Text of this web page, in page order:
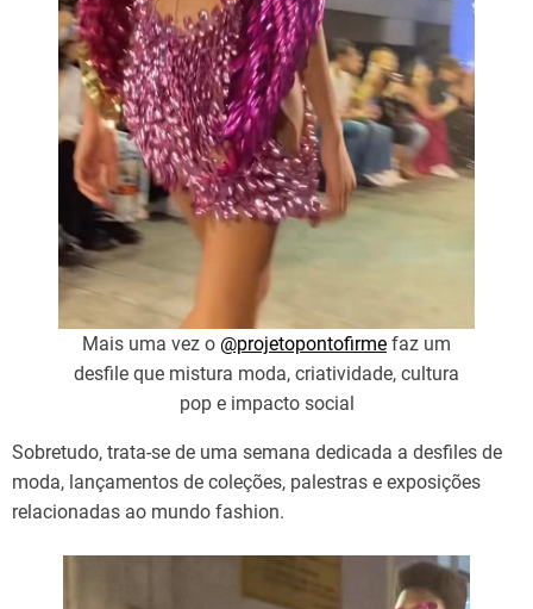
Mais uma vez o @projetopontofirme faz um
desfile que mistura moda, criatividade, cultura
pop e impacto social
Sobretudo, trata-se de uma semana dedicada a desfiles de
moda, lançamentos de coleções, palestras e exposições
relacionadas ao mundo fashion.